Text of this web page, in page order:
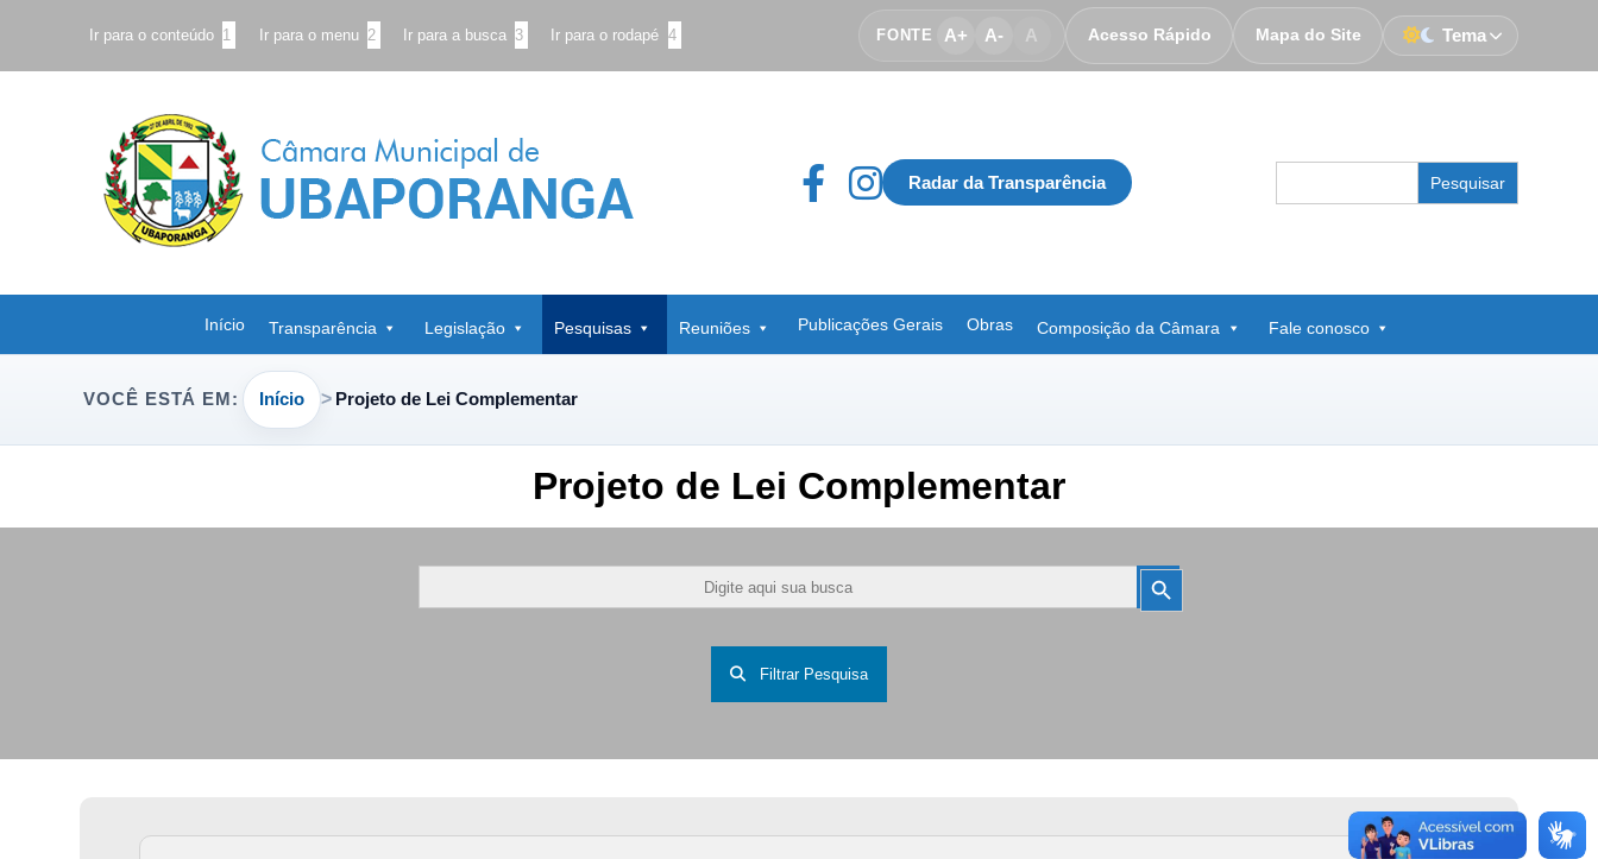
Ir para o conteúdo 1 Ir para o menu 2 Ir para a busca 3 Ir para o rodapé 4 FONTE A+ A- A Acesso Rápido Mapa do Site Tema
Radar da Transparência
for:
Início Transparência Legislação Pesquisas Reuniões Publicações Gerais Obras Composição da Câmara Fale conosco
VOCÊ ESTÁ EM: Início Projeto de Lei Complementar
Projeto de Lei Complementar
for:
Search
Button
Filtrar Pesquisa